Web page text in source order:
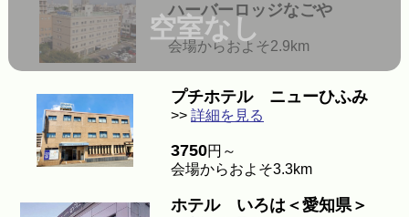
空室なし
ハーバーロッジなごや
会場からおよそ2.9km
プチホテル ニューひふみ
>> 詳細を見る
3750円～
会場からおよそ3.3km
ホテル いろは＜愛知県＞